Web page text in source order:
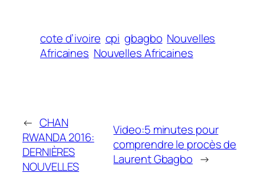
cote d’ivoire cpi gbagbo Nouvelles
Africaines Nouvelles Africaines
← CHAN
RWANDA 2016:
DERNIÈRES
NOUVELLES
Video:5 minutes pour
comprendre le procès de
Laurent Gbagbo →